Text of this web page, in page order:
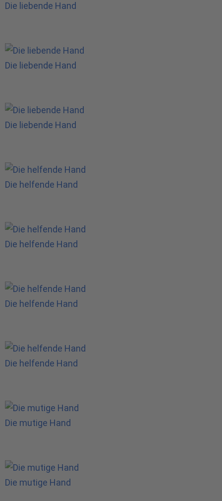
Die liebende Hand
Die liebende Hand
Die liebende Hand
Die helfende Hand
Die helfende Hand
Die helfende Hand
Die helfende Hand
Die mutige Hand
Die mutige Hand